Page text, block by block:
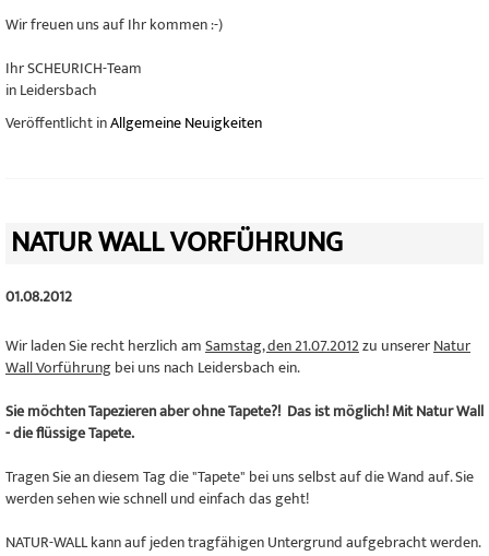
Wir freuen uns auf Ihr kommen :-)
Ihr SCHEURICH-Team
in Leidersbach
Veröffentlicht inAllgemeine Neuigkeiten
NATUR WALL VORFÜHRUNG
01.08.2012
Wir laden Sie recht herzlich amSamstag, den 21.07.2012zu unsererNatur
Wall Vorführungbei uns nach Leidersbach ein.
Sie möchten Tapezieren aber ohne Tapete?! Das ist möglich! Mit Natur Wall
- die flüssige Tapete.
Tragen Sie an diesem Tag die "Tapete" bei uns selbst auf die Wand auf. Sie
werden sehen wie schnell und einfach das geht!
NATUR-WALL kann auf jeden tragfähigen Untergrund aufgebracht werden.